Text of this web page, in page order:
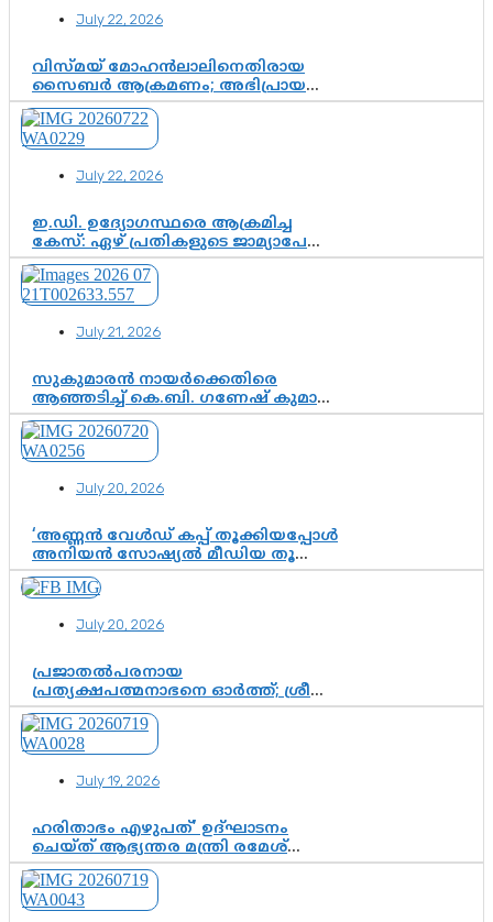
July 22, 2026
വിസ്മയ് മോഹൻലാലിനെതിരായ
സൈബർ ആക്രമണം; അഭിപ്രായ
സ്വാതന്ത്ര്യത്തെ നിശ്ശബ്ദമാക്കുന്ന
ഡിജിറ്റൽ ഗുണ്ടായിസത്തിന് അറുതി
വേണം
July 22, 2026
ഇ.ഡി. ഉദ്യോഗസ്ഥരെ ആക്രമിച്ച
കേസ്: ഏഴ് പ്രതികളുടെ ജാമ്യാപേക്ഷ
വീണ്ടും തള്ളി; അന്വേഷണം തുടരാൻ
കോടതി അനുമതി
July 21, 2026
സുകുമാരൻ നായർക്കെതിരെ
ആഞ്ഞടിച്ച് കെ.ബി. ഗണേഷ് കുമാർ,
വി.ഡി. സതീശന് പൂർണ പിന്തുണ
July 20, 2026
‘അണ്ണൻ വേൾഡ് കപ്പ് തൂക്കിയപ്പോൾ
അനിയൻ സോഷ്യൽ മീഡിയ തൂക്കി’;
ലാമിൻ യമാലിന്റെ
കിരീടധാരണത്തിനിടെ
ചുണക്കുട്ടൻ
July 20, 2026
പ്രജാതൽപരനായ
പ്രത്യക്ഷപത്മനാഭനെ ഓർത്ത്; ശ്രീ
ചിത്തിര തിരുനാൾ മഹാരാജാവിന്റെ
35-ാം നാടുനീങ്ങൽ ദിനം ഇന്ന്
July 19, 2026
ഹരിതാഭം എഴുപത്’ ഉദ്ഘാടനം
ചെയ്ത് ആഭ്യന്തര മന്ത്രി രമേശ്
ചെന്നിത്തല; ആർ. ഹരികുമാറിന്റെ
സപ്തതി ആഘോഷങ്ങൾക്ക്
പ്രൗഢമായ തുടക്കം